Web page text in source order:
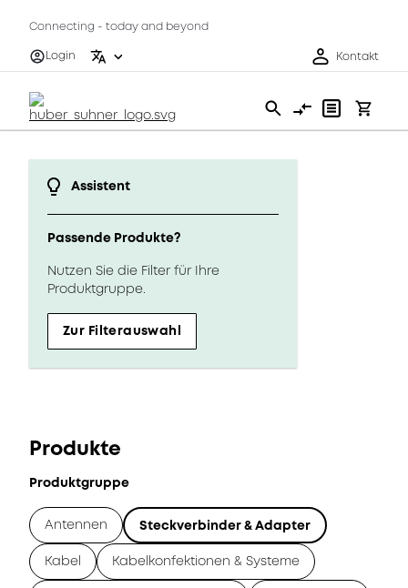
Connecting - today and beyond
Login
Kontakt
Assistent
Passende Produkte?
Nutzen Sie die Filter für Ihre
Produktgruppe.
Zur Filterauswahl
Produkte
Produktgruppe
Antennen Steckverbinder & Adapter
Kabel Kabelkonfektionen & Systeme